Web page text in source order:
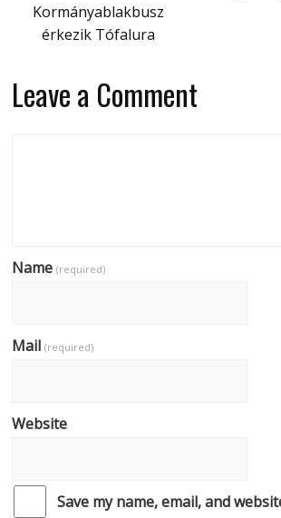
Kormányablakbusz
érkezik Tófalura
Leave a Comment
Name(required)
Mail(required)
Website
Save my name, email, and